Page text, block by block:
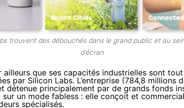
trouvent des débouchés dans le grand public et au
d’écran
ailleurs que ses capacités industrielles sont
par Silicon Labs. L’entreprise (784,8 millions
détenue principalement par de grands fonds
un mode fabless : elle conçoit et
spécialisés.